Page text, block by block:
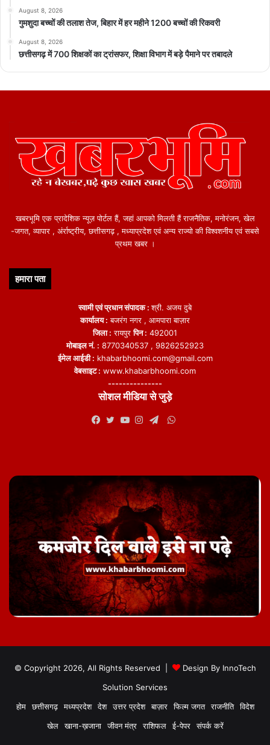
August 8, 2026
गुमशुदा बच्चों की तलाश तेज, बिहार में हर महीने 1200 बच्चों की रिकवरी
August 8, 2026
छत्तीसगढ़ में 700 शिक्षकों का ट्रांसफर, शिक्षा विभाग में बड़े पैमाने पर तबादले
खबरभूमि एक प्रादेशिक न्यूज़ पोर्टल हैं, जहां आपको मिलती हैं राजनैतिक, मनोरंजन, खेल
-जगत, व्यापार , अंर्राष्ट्रीय, छत्तीसगढ़ , मध्याप्रदेश एवं अन्य राज्यो की विश्वशनीय एवं सबसे
प्रथम खबर ।
हमारा पता
स्वामी एवं प्रधान संपादक :श्री. अजय दुबे
कार्यालय : बजरंग नगर , आमपारा बाज़ार
जिला : रायपुरपिन : 492001
मोबाइल नं. : 8770340537 , 9826252923
ईमेल आईडी : khabarbhoomi.com@gmail.com
वेबसाइट : www.khabarbhoomi.com
---------------
सोशल मीडिया से जुड़े
WhatsApp
© Copyright 2026, All Rights Reserved | Design By InnoTech
Solution Services
होम
छत्तीसगढ़ मध्यप्रदेश देश उत्तर प्रदेश बाज़ार फिल्म जगत राजनीति
विदेश
खेल
खाना-ख़जाना जीवन मंत्र राशिफल ई-पेपर संपर्क करें